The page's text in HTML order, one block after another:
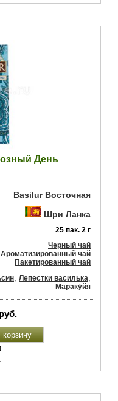
День
Basilur Восточная
Шри Ланка
25 пак. 2 г
Черный чай
Ароматизированный чай
Пакетированный чай
, Лепестки василька,
Мараку́йя
руб.